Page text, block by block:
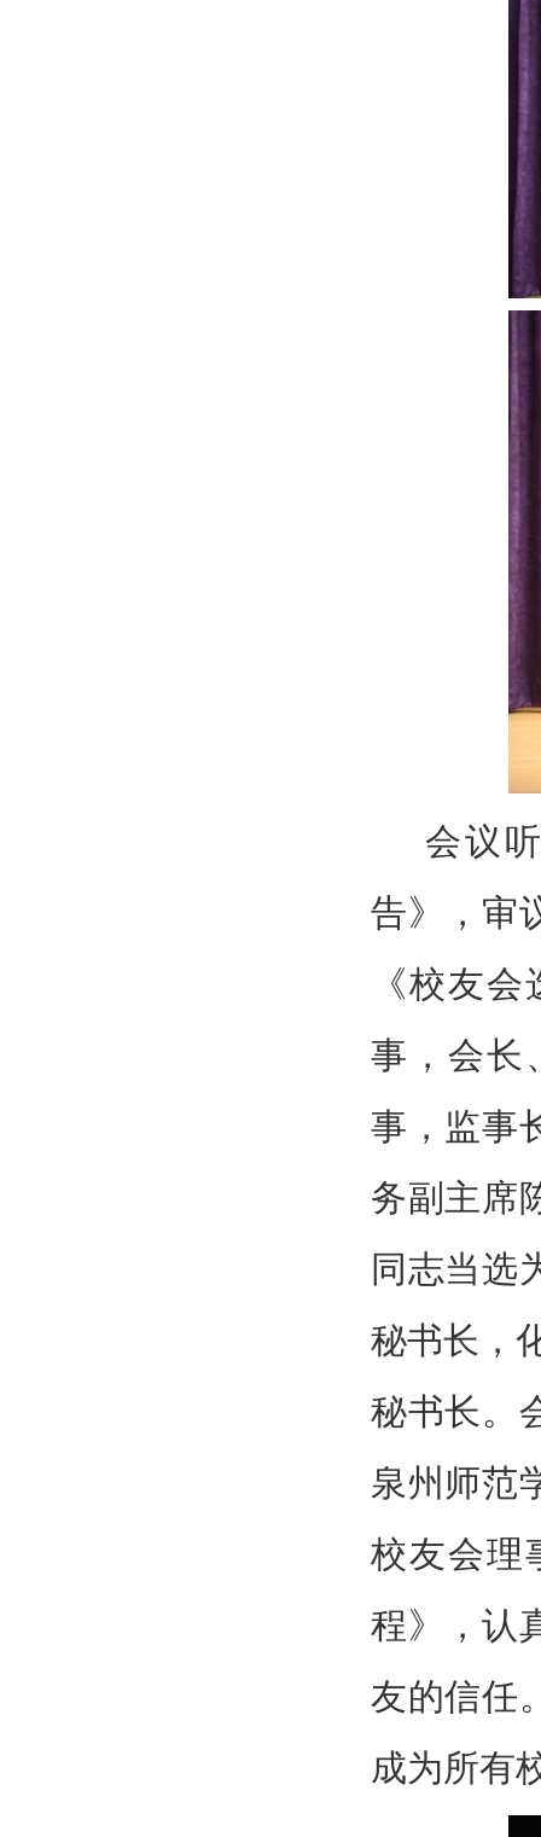
会议
告》，审
《校友
事，会长
事，监事
务副主席
同志当选
秘书长，
秘书长。
泉州师范
校友会理
程》，认
友的信任
成为所有